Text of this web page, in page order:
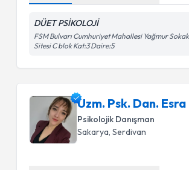
DÜET PSİKOLOJİ
FSM Bulvarı Cumhuriyet Mahallesi Yağmur
Sitesi C blok Kat:3 Daire:5
Uzm. Psk. Dan.
Psikolojik Danışman
Sakarya , Serdivan